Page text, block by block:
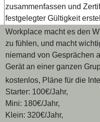
zusammenfassen und
festgelegter Gültigkeit
Workplace macht es den
zu fühlen, und macht
niemand von Gesprächen
Gerät an einer ganzen
kostenlos, Pläne für die
Starter: 100€/Jahr,
Mini: 180€/Jahr,
Klein: 320€/Jahr,